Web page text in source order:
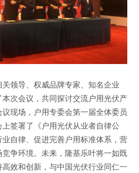
领导、权威品牌专家、知名企业
次会议，共同探讨交流户用光伏产
现场，户用专委会第一届全体委员
签署了《户用光伏从业者自律公
自律、促进完善户用标准体系，营
争环境。未来，隆基乐叶将一如既
效和创新，与中国光伏行业同仁一